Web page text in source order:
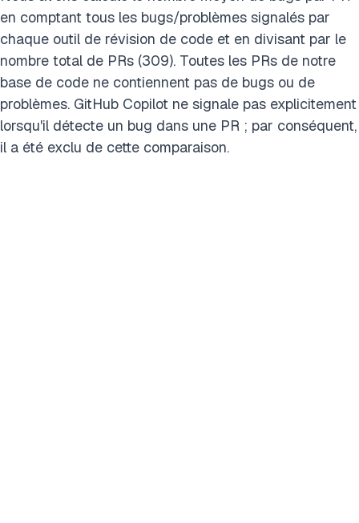
en comptant tous les bugs/problèmes signalés par
chaque outil de révision de code et en divisant par le
nombre total de PRs (309). Toutes les PRs de notre
base de code ne contiennent pas de bugs ou de
problèmes. GitHub Copilot ne signale pas explicitement
lorsqu'il détecte un bug dans une PR ; par conséquent,
il a été exclu de cette comparaison.